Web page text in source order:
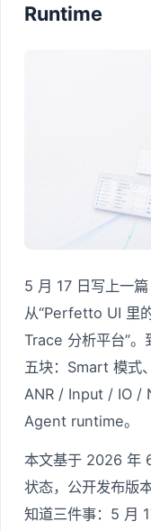
Runtime
5 月 17 日写上一
从“Perfetto UI 里
Trace 分析平台”
五块：Smart 模式
ANR / Input / IO /
Agent runtime。
本文基于 2026 年
状态，公开发布版
知道三件事：5 月